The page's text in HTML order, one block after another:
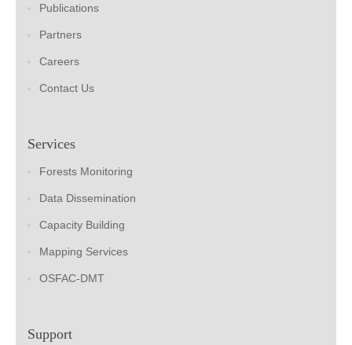
Publications
Partners
Careers
Contact Us
Services
Forests Monitoring
Data Dissemination
Capacity Building
Mapping Services
OSFAC-DMT
Support